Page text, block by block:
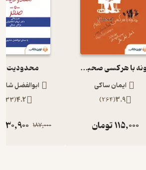
چگونه با هر کسی صحبت کنیم؟
ایمان ساکی
3.9
(
264
)
115,000تومان
محدودیت
ابوالفضل شاه
4.2
(
433
187,000
130,900